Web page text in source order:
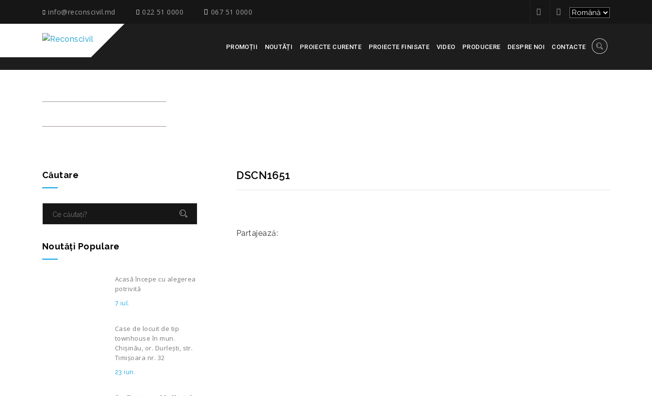
info@reconscivil.md 022 51 0000 067 51 0000
PROMOȚII NOUTĂȚI PROIECTE CURENTE PROIECTE FINISATE VIDEO PRODUCERE DESPRE NOI CONTACTE
Căutare
Noutăţi Populare
Acasă începe cu alegerea
potrivită
7 iul.
Case de locuit de tip
townhouse în mun.
Chișinău, or. Durlești, str.
Timișoara nr. 32
23 iun.
DSCN1651
Partajează: